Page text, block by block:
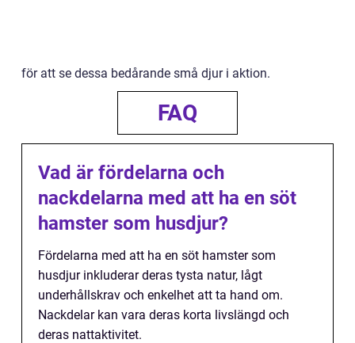
för att se dessa bedårande små djur i aktion.
FAQ
Vad är fördelarna och
nackdelarna med att ha en söt
hamster som husdjur?
Fördelarna med att ha en söt hamster som
husdjur inkluderar deras tysta natur, lågt
underhållskrav och enkelhet att ta hand om.
Nackdelar kan vara deras korta livslängd och
deras nattaktivitet.